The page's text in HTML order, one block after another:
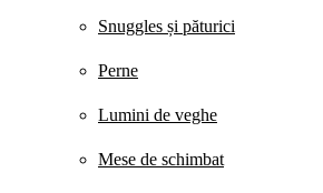
Snuggles și păturici
Perne
Lumini de veghe
Mese de schimbat